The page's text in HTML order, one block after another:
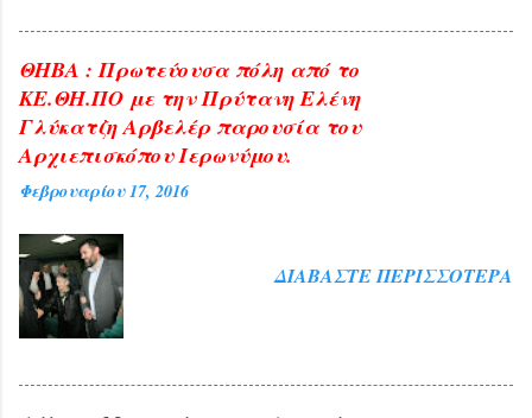
ΘΗΒΑ : Πρωτεύουσα πόλη από το
ΚΕ.ΘΗ.ΠΟ με την Πρύτανη Ελένη
Γλύκατζη Αρβελέρ παρουσία του
Αρχιεπισκόπου Ιερωνύμου.
Φεβρουαρίου 17, 2016
ΔΙΑΒΆΣΤΕ ΠΕΡΙΣΣΌΤΕΡΑ